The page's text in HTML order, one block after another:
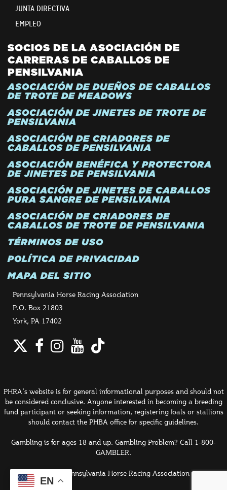
JUNTA DIRECTIVA
EMPLEO
SOCIOS DE LA ASOCIACIÓN DE
CARRERAS DE CABALLOS DE
PENSILVANIA
ASOCIACIÓN DE DUEÑOS DE CABALLOS
DE TROTE DE MEADOWS
ASOCIACIÓN DE JINETES DE TROTE DE
PENSILVANIA
ASOCIACIÓN DE CRIADORES DE
CABALLOS DE PENSILVANIA
ASOCIACIÓN BENÉFICA Y PROTECTORA
DE JINETES DE PENSILVANIA
ASOCIACIÓN DE JINETES DE CABALLOS
PURA SANGRE DE PENSILVANIA
ASOCIACIÓN DE CRIADORES DE
CABALLOS DE TROTE DE PENSILVANIA
TÉRMINOS DE USO
POLÍTICA DE PRIVACIDAD
MAPA DEL SITIO
Pennsylvania Horse Racing Association
P.O. Box 21803
York, PA 17402
Twitter
Facebook
Instagram
YouTube
TikTok
PHRA's website is for general informational purposes and should not
be considered conclusive. Anyone interested in becoming a breeding
fund participant or seeking information, registering foals or stallions
should contact the PHBA office for specific guidelines.
Gambling is for ages 18 and up. Gambling Problem? Call 1-800-
GAMBLER.
© 2026 Pennsylvania Horse Racing Association
EN